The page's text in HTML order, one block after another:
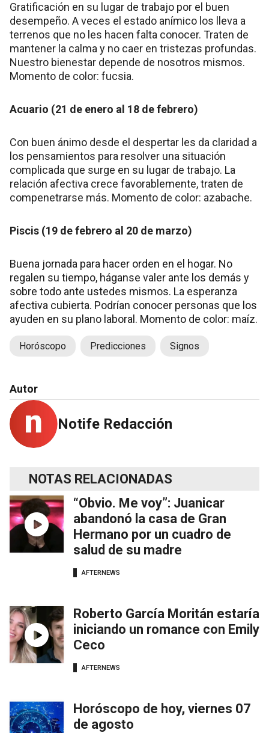
Gratificación en su lugar de trabajo por el buen
desempeño. A veces el estado anímico los lleva a
terrenos que no les hacen falta conocer. Traten de
mantener la calma y no caer en tristezas profundas.
Nuestro bienestar depende de nosotros mismos.
Momento de color: fucsia.
Acuario (21 de enero al 18 de febrero)
Con buen ánimo desde el despertar les da claridad a
los pensamientos para resolver una situación
complicada que surge en su lugar de trabajo. La
relación afectiva crece favorablemente, traten de
compenetrarse más. Momento de color: azabache.
Piscis (19 de febrero al 20 de marzo)
Buena jornada para hacer orden en el hogar. No
regalen su tiempo, háganse valer ante los demás y
sobre todo ante ustedes mismos. La esperanza
afectiva cubierta. Podrían conocer personas que los
ayuden en su plano laboral. Momento de color: maíz.
Horóscopo Predicciones Signos
Autor
Notife Redacción
NOTAS RELACIONADAS
“Obvio. Me voy”: Juanicar
abandonó la casa de Gran
Hermano por un cuadro de
salud de su madre
AFTERNEWS
Roberto García Moritán estaría
iniciando un romance con Emily
Ceco
AFTERNEWS
Horóscopo de hoy, viernes 07
de agosto